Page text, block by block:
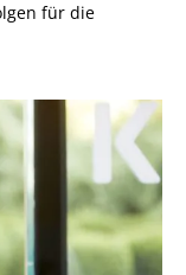
für die